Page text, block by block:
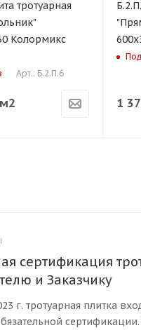
тротуарная
Колормикс
Арт.: Б.2.П.6
1
сертификация
и Заказчику
г. тротуарная плитка